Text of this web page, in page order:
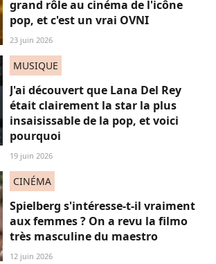
grand rôle au cinéma de l'icône
pop, et c'est un vrai OVNI
23 juin 2026
MUSIQUE
J'ai découvert que Lana Del Rey
était clairement la star la plus
insaisissable de la pop, et voici
pourquoi
19 juin 2026
CINÉMA
Spielberg s'intéresse-t-il vraiment
aux femmes ? On a revu la filmo
très masculine du maestro
12 juin 2026